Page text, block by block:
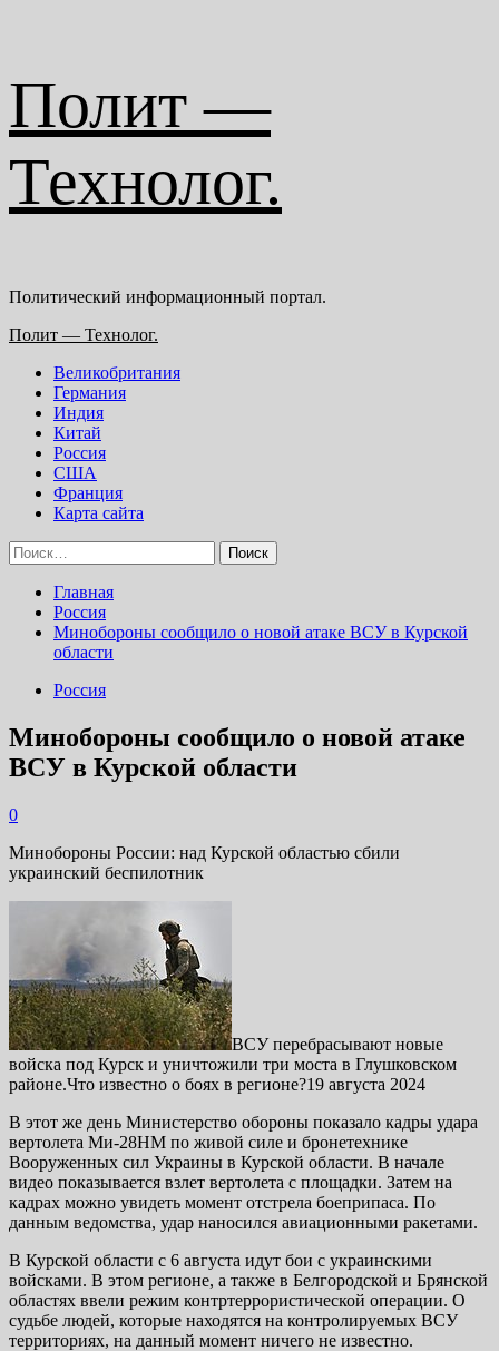
содержимому
Полит —
Технолог.
Политический информационный портал.
Основное
Полит — Технолог.
Великобритания
Германия
Индия
Китай
Россия
США
Франция
Карта сайта
Найти:
Главная
Россия
Минобороны сообщило о новой атаке ВСУ в Курской
области
Россия
Минобороны сообщило о новой атаке
ВСУ в Курской области
0
Минобороны России: над Курской областью сбили
украинский беспилотник
ВСУ перебрасывают новые
войска под Курск и уничтожили три моста в Глушковском
районе.Что известно о боях в регионе?19 августа 2024
В этот же день Министерство обороны показало кадры удара
вертолета Ми-28НМ по живой силе и бронетехнике
Вооруженных сил Украины в Курской области. В начале
видео показывается взлет вертолета с площадки. Затем на
кадрах можно увидеть момент отстрела боеприпаса. По
данным ведомства, удар наносился авиационными ракетами.
В Курской области с 6 августа идут бои с украинскими
войсками. В этом регионе, а также в Белгородской и Брянской
областях ввели режим контртеррористической операции. О
судьбе людей, которые находятся на контролируемых ВСУ
территориях, на данный момент ничего не известно.